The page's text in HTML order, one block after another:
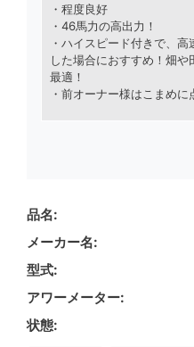
・程度良好
・46馬力の高出力！
・ハイスピード付きで、
した場合におすすめ！畑
最適！
・前オーナー様はこまめ
品名
メーカー名
型式
アワーメーター
状態